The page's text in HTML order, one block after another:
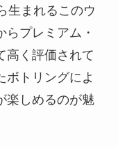
生まれるこのウ
プレミアム・
高く評価されて
ボトリングによ
楽しめるのが魅